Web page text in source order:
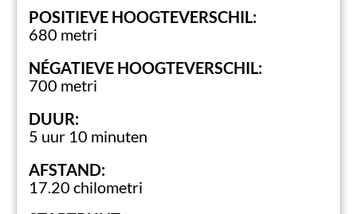
POSITIEVE HOOGTEVERSCHIL:
680 metri
NÉGATIEVE HOOGTEVERSCHIL:
700 metri
DUUR:
5 uur 10 minuten
AFSTAND:
17.20 chilometri